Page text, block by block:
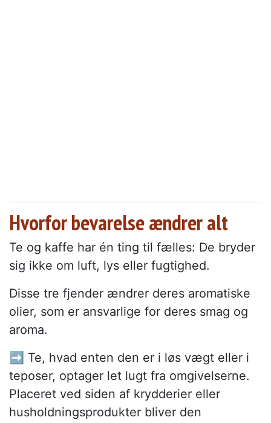
Hvorfor bevarelse ændrer alt
Te og kaffe har én ting til fælles: De bryder
sig ikke om luft, lys eller fugtighed.
Disse tre fjender ændrer deres aromatiske
olier, som er ansvarlige for deres smag og
aroma.
➡️ Te, hvad enten den er i løs vægt eller i
teposer, optager let lugt fra omgivelserne.
Placeret ved siden af krydderier eller
husholdningsprodukter bliver den